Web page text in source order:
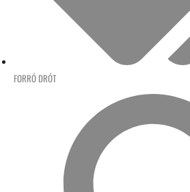
FORRÓ DRÓT